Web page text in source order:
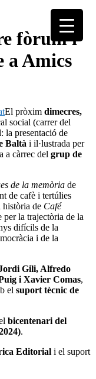
fòrum i
a Amics
El pròxim dimecres,
social (carrer del
la presentació de
Baltà i il·lustrada per
a càrrec del grup de
de la memòria de
de cafè i tertúlies
història de Café
per la trajectòria de la
difícils de la
i de la
Gili, Alfredo
i Xavier Comas,
el suport tècnic de
bicentenari del
.
Editorial i el suport